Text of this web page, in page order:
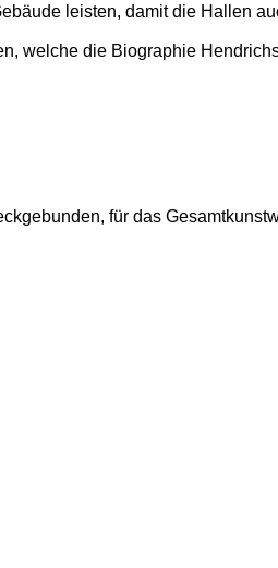
leisten, damit die Hallen
welche die Biographie
für das